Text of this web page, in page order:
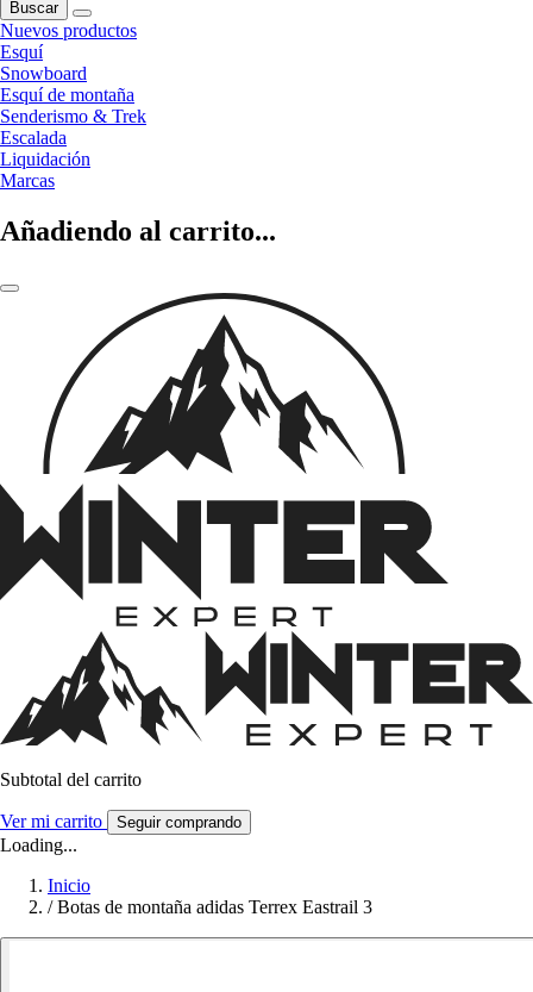
Buscar
Nuevos productos
Esquí
Snowboard
Esquí de montaña
Senderismo & Trek
Escalada
Liquidación
Marcas
Añadiendo al carrito...
Subtotal del carrito
Ver mi carrito Seguir comprando
Loading...
Inicio
/ Botas de montaña adidas Terrex Eastrail 3